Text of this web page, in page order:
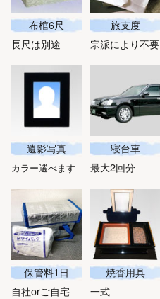
布棺6尺
長尺は別途
旅支度
宗派により不要
遺影写真
カラー選べます
寝台車
最大2回分
保管料1日
自社orご自宅
焼香用具
一式